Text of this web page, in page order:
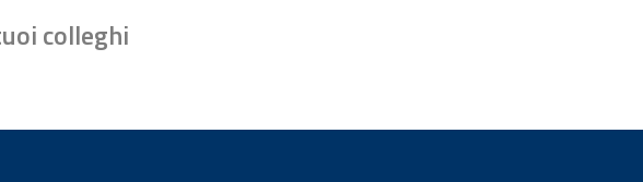
colleghi